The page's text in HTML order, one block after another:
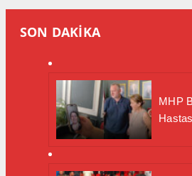
SON DAKİKA
MHP